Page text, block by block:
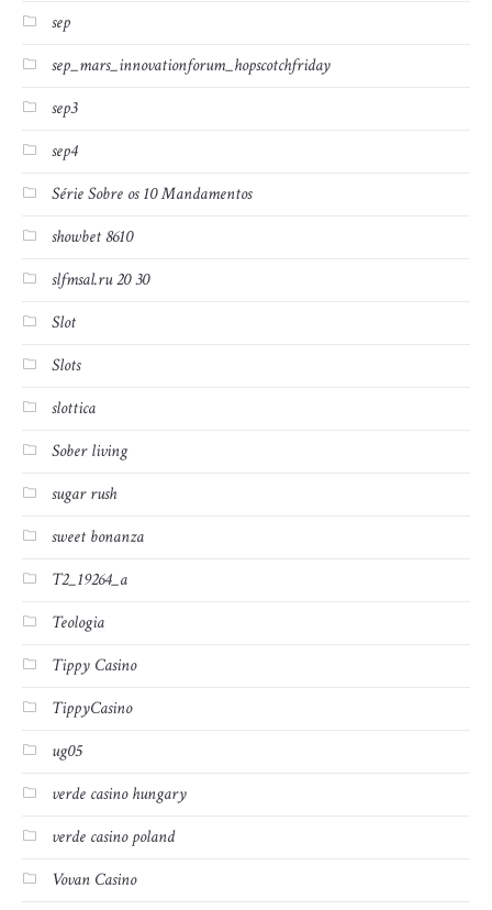
sep
sep_mars_innovationforum_hopscotchfriday
sep3
sep4
Série Sobre os 10 Mandamentos
showbet 8610
slfmsal.ru 20 30
Slot
Slots
slottica
Sober living
sugar rush
sweet bonanza
T2_19264_a
Teologia
Tippy Casino
TippyCasino
ug05
verde casino hungary
verde casino poland
Vovan Casino